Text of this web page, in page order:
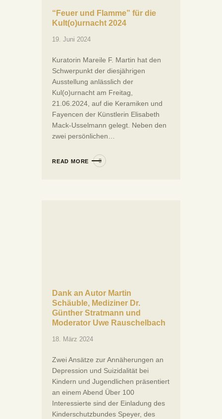
“Feuer und Flamme” für die
Kult(o)urnacht 2024
19. Juni 2024
Kuratorin Mareile F. Martin hat den
Schwerpunkt der diesjährigen
Ausstellung anlässlich der
Kul(o)urnacht am Freitag,
21.06.2024, auf die Keramiken und
Fayencen der Künstlerin Elisabeth
Mack-Usselmann gelegt. Neben den
zwei persönlichen…
READ MORE
Dank an Autor Martin
Schäuble, Mediziner Dr.
Günther Stratmann und
Moderator Uwe Rauschelbach
18. März 2024
Zwei Ansätze zur Annäherungen an
Depression und Suizidalität bei
Kindern und Jugendlichen präsentiert
an einem Abend Über 100
Interessierte sind der Einladung des
Kinderschutzbundes Speyer, des